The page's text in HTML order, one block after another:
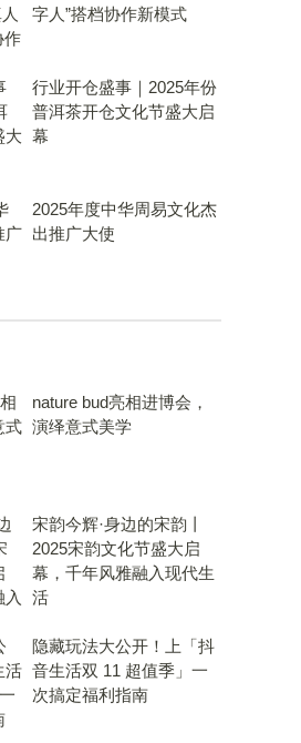
字人”搭档协作新模式
行业开仓盛事｜2025年份
普洱茶开仓文化节盛大启
幕
2025年度中华周易文化杰
出推广大使
nature bud亮相进博会，
演绎意式美学
宋韵今辉·身边的宋韵丨
2025宋韵文化节盛大启
幕，千年风雅融入现代生
活
隐藏玩法大公开！上「抖
音生活双 11 超值季」一
次搞定福利指南